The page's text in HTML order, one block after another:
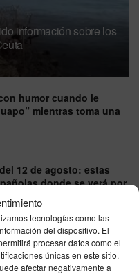
tecnologías como las
del dispositivo. El
procesar datos como el
únicas en este sitio.
afectar negativamente a
información sobre los
humor cuando le
mientras toma una
12 de agosto: estas
donde se verá por
a la energía
su principal central y